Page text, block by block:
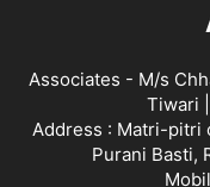
Associates - M/s
Tiwari
Address : Matri-pitri
Purani Basti,